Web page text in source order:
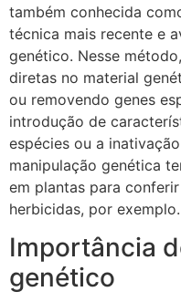
também conhecida
técnica mais recente e
genético. Nesse
diretas no material
ou removendo genes
introdução de
espécies ou a
manipulação genética
em plantas para
herbicidas, por exemplo.
Importância
genético